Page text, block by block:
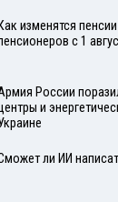
Как изменятся
с 1
России
и
ли ИИ